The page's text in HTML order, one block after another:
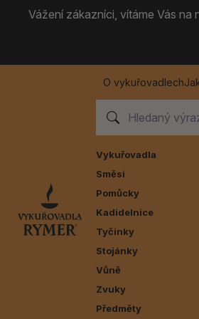
Vážení zákazníci, vítáme Vás
O vykuřovadlech
Vykuřovadla
Směsi
Pomůcky
Kadidelnice
Tyčinky
Stojánky
Vůně
Zvuky
Předměty